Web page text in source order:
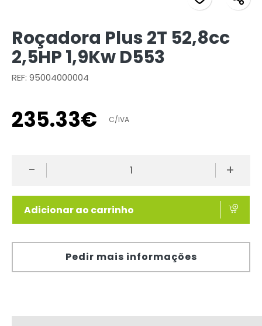
Roçadora Plus 2T 52,8cc
2,5HP 1,9Kw D553
REF: 95004000004
235.33€ C/IVA
- +
Adicionar ao carrinho
Pedir mais informações